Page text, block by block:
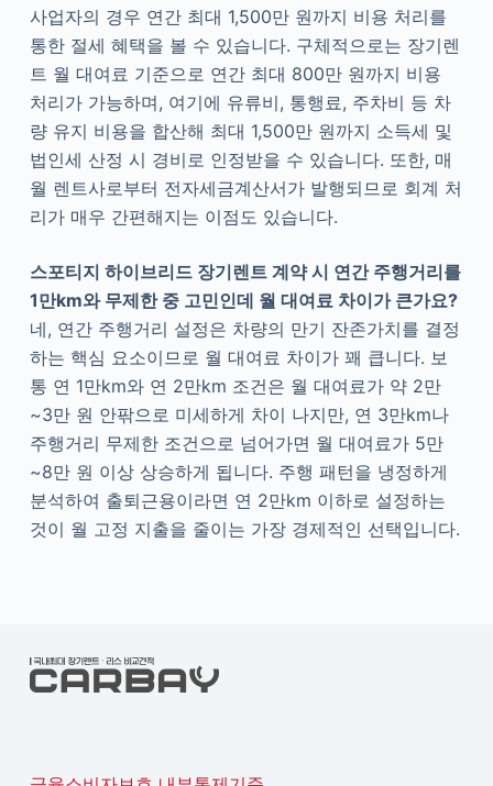
사업자의 경우 연간 최대 1,500만 원까지 비용 처리를
통한 절세 혜택을 볼 수 있습니다. 구체적으로는 장기렌
트 월 대여료 기준으로 연간 최대 800만 원까지 비용
처리가 가능하며, 여기에 유류비, 통행료, 주차비 등 차
량 유지 비용을 합산해 최대 1,500만 원까지 소득세 및
법인세 산정 시 경비로 인정받을 수 있습니다. 또한, 매
월 렌트사로부터 전자세금계산서가 발행되므로 회계 처
리가 매우 간편해지는 이점도 있습니다.
스포티지 하이브리드 장기렌트 계약 시 연간 주행거리를
1만km와 무제한 중 고민인데 월 대여료 차이가 큰가요?
네, 연간 주행거리 설정은 차량의 만기 잔존가치를 결정
하는 핵심 요소이므로 월 대여료 차이가 꽤 큽니다. 보
통 연 1만km와 연 2만km 조건은 월 대여료가 약 2만
~3만 원 안팎으로 미세하게 차이 나지만, 연 3만km나
주행거리 무제한 조건으로 넘어가면 월 대여료가 5만
~8만 원 이상 상승하게 됩니다. 주행 패턴을 냉정하게
분석하여 출퇴근용이라면 연 2만km 이하로 설정하는
것이 월 고정 지출을 줄이는 가장 경제적인 선택입니다.